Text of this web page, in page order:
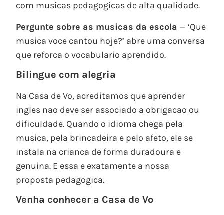
com musicas pedagogicas de alta qualidade.
Pergunte sobre as musicas da escola — ‘Que
musica voce cantou hoje?’ abre uma conversa
que reforca o vocabulario aprendido.
Bilingue com alegria
Na Casa de Vo, acreditamos que aprender
ingles nao deve ser associado a obrigacao ou
dificuldade. Quando o idioma chega pela
musica, pela brincadeira e pelo afeto, ele se
instala na crianca de forma duradoura e
genuina. E essa e exatamente a nossa
proposta pedagogica.
Venha conhecer a Casa de Vo